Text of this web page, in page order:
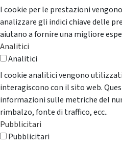
I cookie per le prestazioni
analizzare gli indici chiave delle
aiutano a fornire una migliore
Analitici
Analitici
I cookie analitici vengono
interagiscono con il sito web.
informazioni sulle metriche del
rimbalzo, fonte di traffico, ecc..
Pubblicitari
Pubblicitari